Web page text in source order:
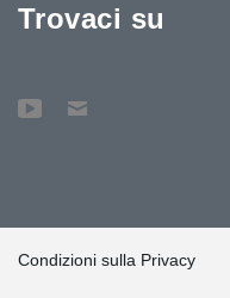
Trovaci su
Condizioni sulla Privacy